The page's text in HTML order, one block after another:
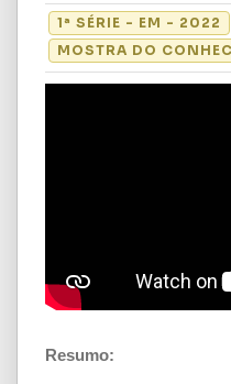
1ª SÉRIE - EM - 2022
MOSTRA DO
Resumo: